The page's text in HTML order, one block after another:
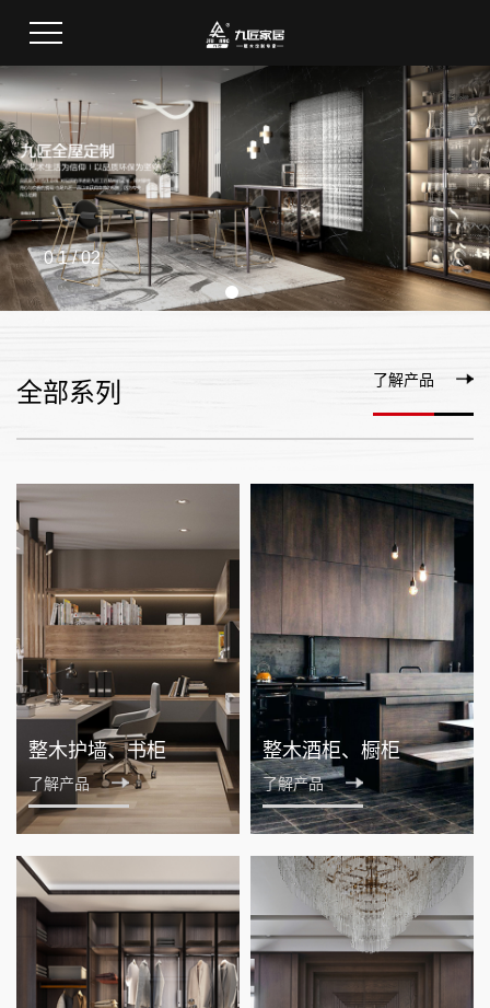
0 1/ 02
全部系列 了解产品
整木护墙、书柜
了解产品
整木酒柜、橱柜
了解产品